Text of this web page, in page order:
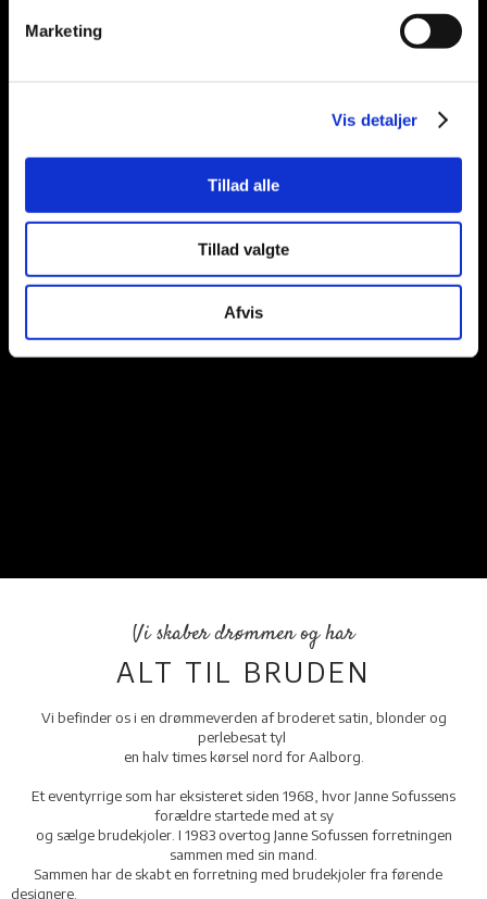
Marketing
Vis detaljer
Tillad alle
Tillad valgte
Afvis
Vi skaber drømmen og har
​ALT TIL BRUDEN
Vi befinder os i en drømmeverden af broderet satin, blonder og
perlebesat tyl
en halv times kørsel nord for Aalborg.
Et eventyrrige som har eksisteret siden 1968, hvor Janne Sofussens
forældre startede med at sy
og sælge brudekjoler. I 1983 overtog Janne Sofussen forretningen
sammen med sin mand.
Sammen har de skabt en forretning med brudekjoler fra førende
designere.